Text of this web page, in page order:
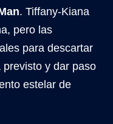
. Tiffany-Kiana
pero las
para descartar
y dar paso
estelar de